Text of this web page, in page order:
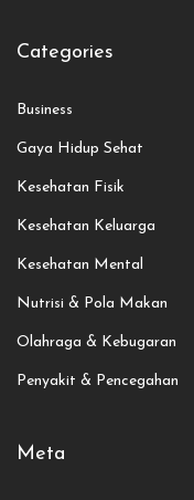
Categories
Business
Gaya Hidup Sehat
Kesehatan Fisik
Kesehatan Keluarga
Kesehatan Mental
Nutrisi & Pola Makan
Olahraga & Kebugaran
Penyakit & Pencegahan
Meta